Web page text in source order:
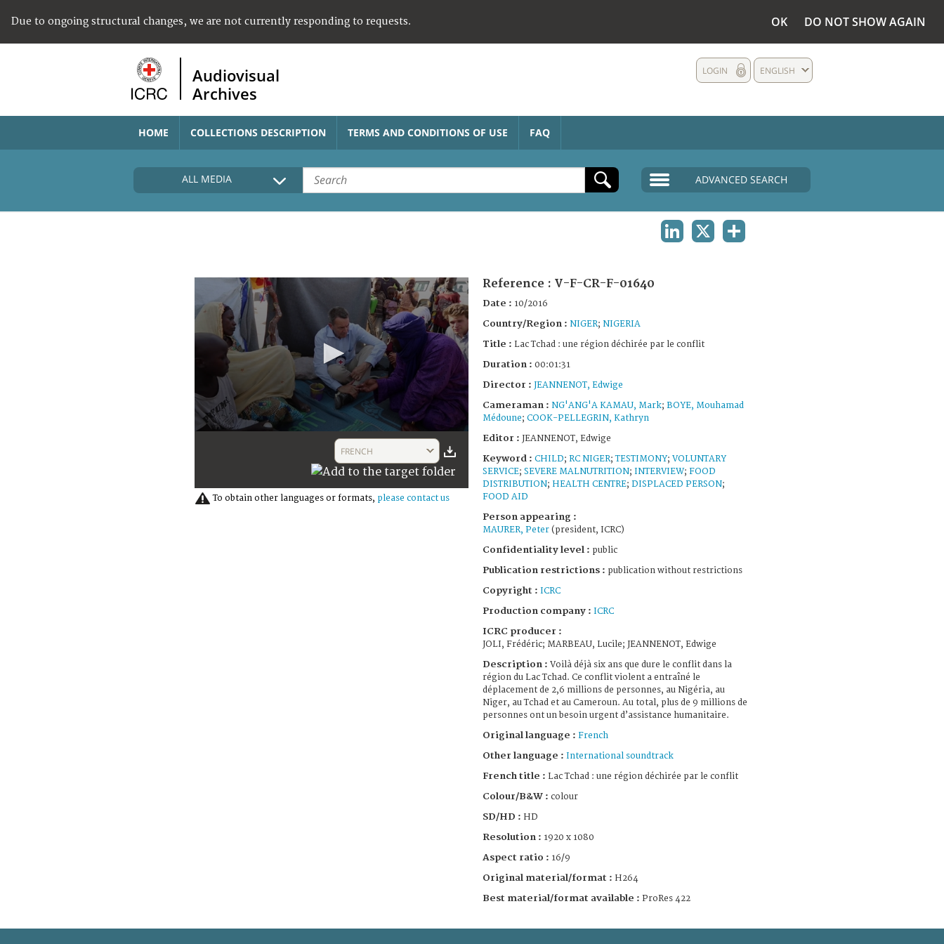
Due to ongoing structural changes, we are not currently responding to requests. OK DO NOT SHOW AGAIN
Audiovisual
Archives
ENGLISH
LOGIN
HOME COLLECTIONS DESCRIPTION TERMS AND CONDITIONS OF USE FAQ
ALL MEDIA ADVANCED SEARCH
31
secondsVolume
FRENCH
To obtain other languages or formats, please contact us
Reference : V-F-CR-F-01640
Date : 10/2016
Country/Region : NIGER; NIGERIA
Title : Lac Tchad : une région déchirée par le conflit
Duration : 00:01:31
Director : JEANNENOT, Edwige
Cameraman : NG'ANG'A KAMAU, Mark; BOYE, Mouhamad
Médoune; COOK-PELLEGRIN, Kathryn
Editor : JEANNENOT, Edwige
Keyword : CHILD; RC NIGER;TESTIMONY; VOLUNTARY
SERVICE; SEVERE MALNUTRITION; INTERVIEW; FOOD
DISTRIBUTION; HEALTH CENTRE; DISPLACED PERSON;
FOOD AID
Person appearing :
MAURER, Peter (president, ICRC)
Confidentiality level : public
Publication restrictions : publication without restrictions
Copyright : ICRC
Production company : ICRC
ICRC producer :
JOLI, Frédéric; MARBEAU, Lucile; JEANNENOT, Edwige
Description : Voilà déjà six ans que dure le conflit dans la
région du Lac Tchad. Ce conflit violent a entraîné le
déplacement de 2,6 millions de personnes, au Nigéria, au
Niger, au Tchad et au Cameroun. Au total, plus de 9 millions de
personnes ont un besoin urgent d’assistance humanitaire.
Original language : French
Other language : International soundtrack
French title : Lac Tchad : une région déchirée par le conflit
Colour/B&W : colour
SD/HD : HD
Resolution : 1920 x 1080
Aspect ratio : 16/9
Original material/format : H264
Best material/format available : ProRes 422